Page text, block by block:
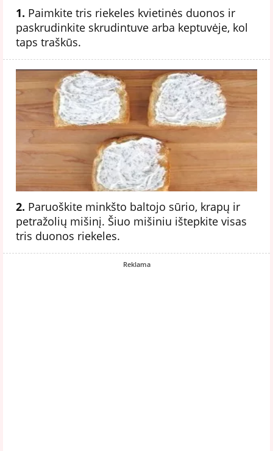
1. Paimkite tris riekeles kvietinės duonos ir
paskrudinkite skrudintuve arba keptuvėje, kol
taps traškūs.
2. Paruoškite minkšto baltojo sūrio, krapų ir
petražolių mišinį. Šiuo mišiniu ištepkite visas
tris duonos riekeles.
Reklama